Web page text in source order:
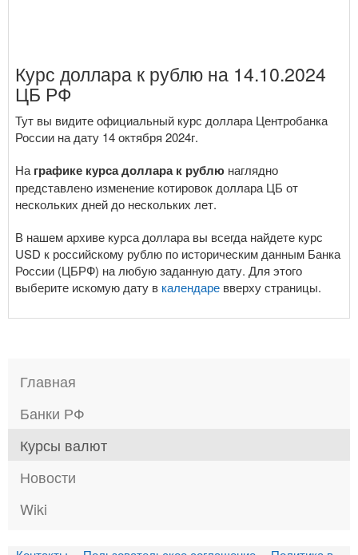
Курс доллара к рублю на 14.10.2024
ЦБ РФ
Тут вы видите официальный курс доллара Центробанка
России на дату 14 октября 2024г.
На графике курса доллара к рублю наглядно
представлено изменение котировок доллара ЦБ от
нескольких дней до нескольких лет.
В нашем архиве курса доллара вы всегда найдете курс
USD к российскому рублю по историческим данным Банка
России (ЦБРФ) на любую заданную дату. Для этого
выберите искомую дату в календаре вверху страницы.
Главная
Банки РФ
Курсы валют
Новости
Wiki